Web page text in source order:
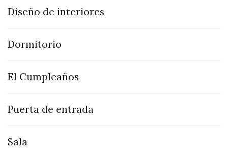
Diseño de interiores
Dormitorio
El Cumpleaños
Puerta de entrada
Sala